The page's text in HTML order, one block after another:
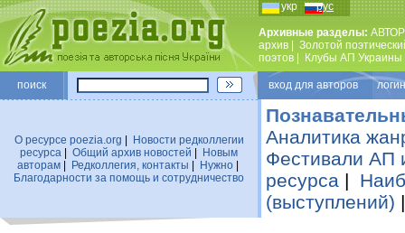
укр рус
Архивные разделы:
архив
Золотой
поэтов
Клубы АП Украины
поиск вход для авторов
О ресурсе poezia.org
Новости редколлегии
ресурса
Общий архив новостей
Новым
авторам| Редколлегия, контакты Нужно|
Благодарности за помощь и сотрудничество
Аналитика
Фестивали АП
ресурса |
(выступлений)